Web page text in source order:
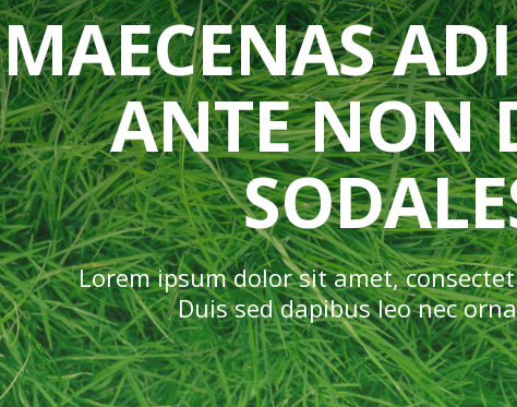
MAECENAS
ANTE NON
Lorem ipsum dolor sit amet,
Duis sed dapibus leo nec